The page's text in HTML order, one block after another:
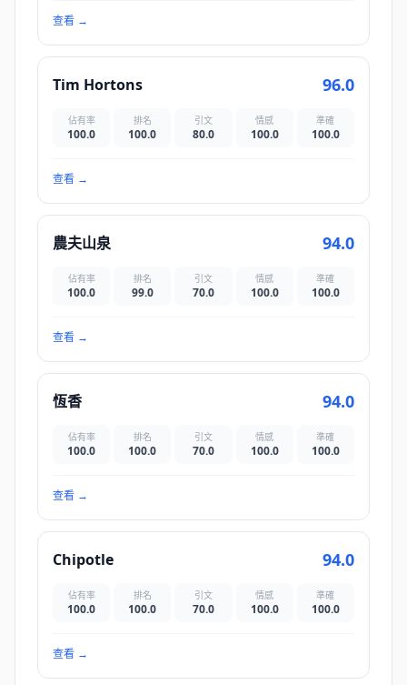
查看 →
Tim Hortons 96.0
佔有率
100.0
排名
100.0
引文
80.0
情感
100.0
準確
100.0
查看 →
農夫山泉 94.0
佔有率
100.0
排名
99.0
引文
70.0
情感
100.0
準確
100.0
查看 →
恆香 94.0
佔有率
100.0
排名
100.0
引文
70.0
情感
100.0
準確
100.0
查看 →
Chipotle 94.0
佔有率
100.0
排名
100.0
引文
70.0
情感
100.0
準確
100.0
查看 →